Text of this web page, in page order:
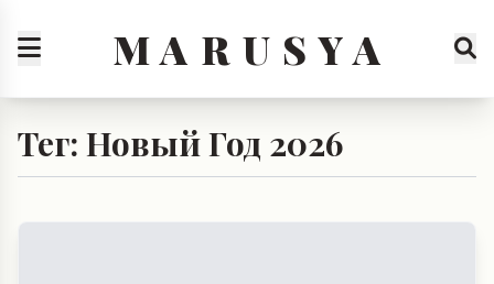
M A R U S Y A
Тег: Новый Год 2026